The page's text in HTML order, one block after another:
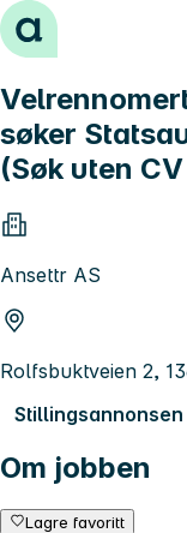
Hopp til innhold
søker
(Søk uten
Ansettr AS
Rolfsbuktveien 2,
Stillingsannonsen
Om jobben
Lagre favoritt